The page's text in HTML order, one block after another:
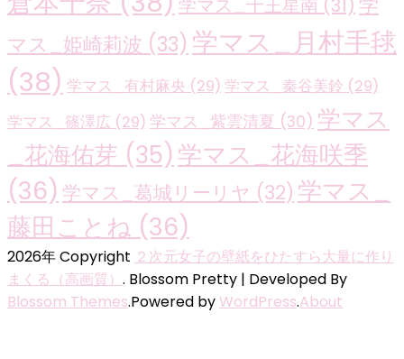
学マス_十王星南 (31)
マス_姫崎莉波 (33) 学マス_月村手毬
(38) 学マス_有村麻央 (29) 学マス_秦谷美鈴 (29)
学マス_篠澤広 (29) 学マス_紫雲清夏 (30) 学マス
_花海佑芽 (35) 学マス_花海咲季
(36) 学マス_葛城リーリヤ (32) 学マス_
藤田ことね (36)
2026年 Copyright ２次元女子の壁紙をひたすら大量に作り
まくる（高画質） . Blossom Pretty | Developed By
Blossom Themes.Powered byWordPress.About